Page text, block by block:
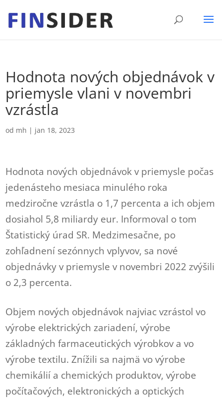
Hodnota nových objednávok v
priemysle vlani v novembri
vzrástla
od mh | jan 18, 2023
Hodnota nových objednávok v priemysle počas
jedenásteho mesiaca minulého roka
medziročne vzrástla o 1,7 percenta a ich objem
dosiahol 5,8 miliardy eur. Informoval o tom
Štatistický úrad SR. Medzimesačne, po
zohľadnení sezónnych vplyvov, sa nové
objednávky v priemysle v novembri 2022 zvýšili
o 2,3 percenta.
Objem nových objednávok najviac vzrástol vo
výrobe elektrických zariadení, výrobe
základných farmaceutických výrobkov a vo
výrobe textilu. Znížili sa najmä vo výrobe
chemikálií a chemických produktov, výrobe
počítačových, elektronických a optických